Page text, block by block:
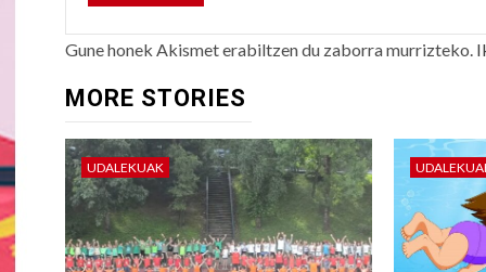
Gune honek Akismet erabiltzen du zaborra murrizteko.
MORE STORIES
UDALEKUAK